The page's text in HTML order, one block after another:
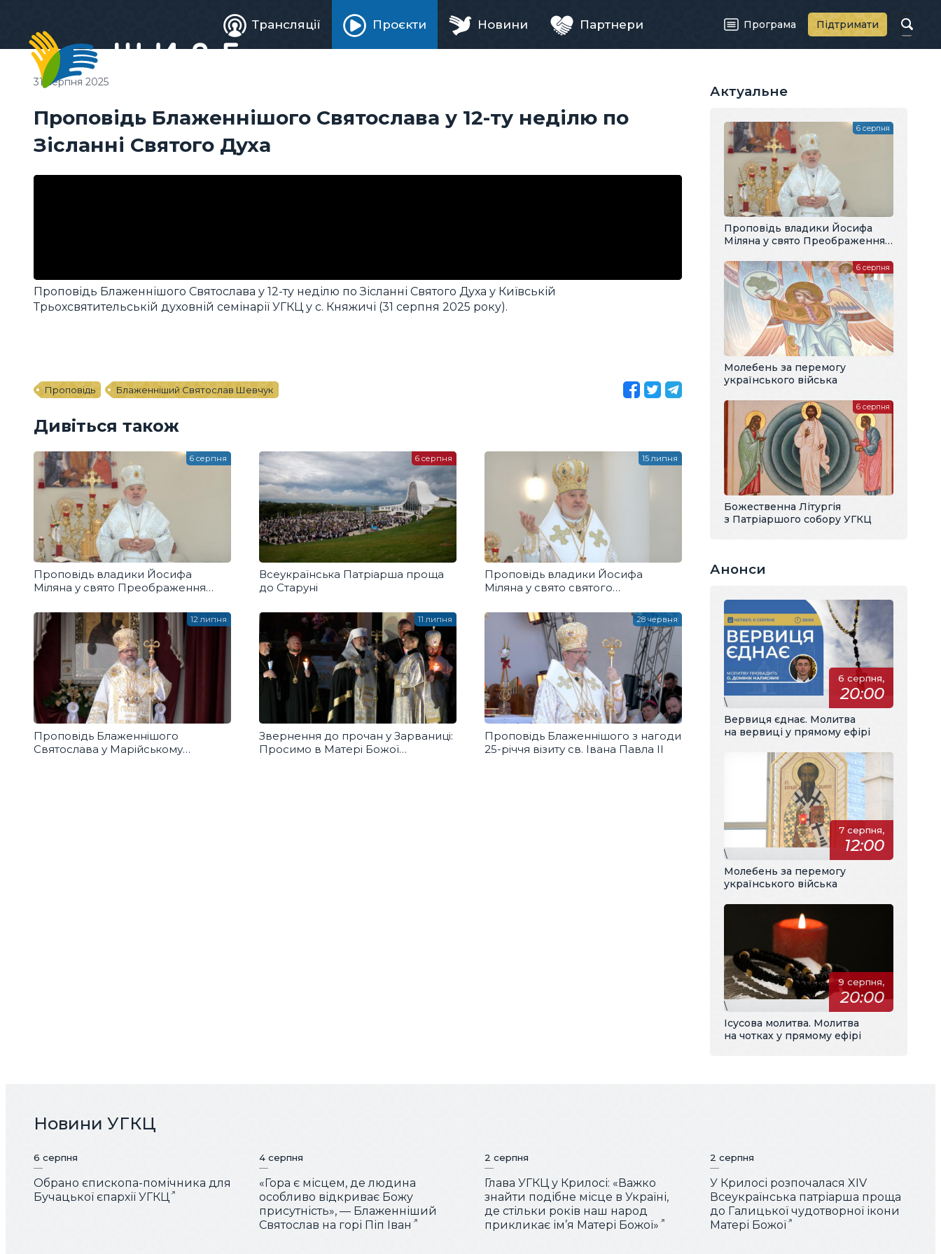
Живе
телебачення
Трансляції Проєкти Новини Партнери Програма Підтримати
Проповідь Блаженнішого Святослава у 12-ту неділю по
Зісланні Святого Духа
31 серпня 2025
Проповідь Блаженнішого Святослава у 12-ту неділю по Зісланні Святого Духа у Київській
Трьохсвятительській духовній семінарії УГКЦ у с. Княжичі (31 серпня 2025 року).
Проповідь Блаженніший Святослав Шевчук
Дивіться також
Проповідь владики Йосифа
Міляна у свято Преображення
6 серпня
Всеукраїнська Патріарша проща
до Старуні
6 серпня
Проповідь владики Йосифа
Міляна у свято святого
15 липня
Проповідь Блаженнішого
Святослава у Марійському
12 липня
Звернення до прочан у Зарваниці:
Просимо в Матері Божої
11 липня
Проповідь Блаженнішого з нагоди
25-річчя візиту св. Івана Павла ІІ
28 червня
Актуальне
Проповідь владики Йосифа
Міляна у свято Преображення
6 серпня
Молебень за перемогу
українського війська
6 серпня
Божественна Літургія
з Патріаршого собору УГКЦ
6 серпня
Анонси
6 серпня,
20:00
\
Вервиця єднає. Молитва
на вервиці у прямому ефірі
7 серпня,
12:00
\
Молебень за перемогу
українського війська
9 серпня,
20:00
\
Ісусова молитва. Молитва
на чотках у прямому ефірі
Новини УГКЦ
6 серпня
Обрано єпископа-помічника для
Бучацької єпархії УГКЦ
4 серпня
«Гора є місцем, де людина
особливо відкриває Божу
присутність», — Блаженніший
Святослав на горі Піп Іван
2 серпня
Глава УГКЦ у Крилосі: «Важко
знайти подібне місце в Україні,
де стільки років наш народ
прикликає ім’я Матері Божої»
2 серпня
У Крилосі розпочалася XIV
Всеукраїнська патріарша проща
до Галицької чудотворної ікони
Матері Божої